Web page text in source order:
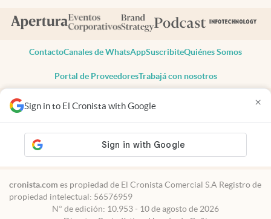
Sign in to El Cronista with Google ×
ContactoCanales de WhatsAppSuscribiteQuiénes Somos
Portal de ProveedoresTrabajá con nosotros
Todos los derechos reservados
Privacidad
Consentimiento
Tel:+54 11 7078-3270
cronista.com es propiedad de El Cronista Comercial S.A Registro de
propiedad intelectual: 56576959
N° de edición: 10.953 - 10 de agosto de 2026